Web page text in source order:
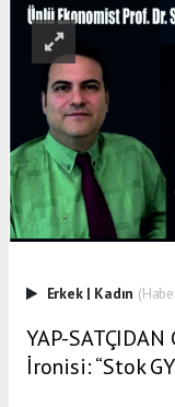
Erkek | Kadın
YAP-SATÇIDAN
İronisi: “Stok